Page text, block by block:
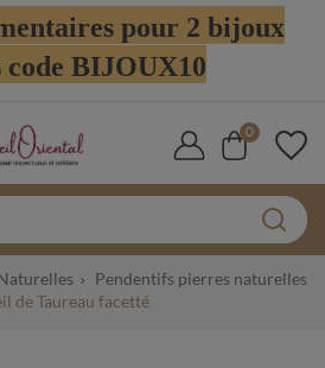
pour 2 bijoux
code BIJOUX10
0
Pendentifs pierres naturelles
de Taureau facetté